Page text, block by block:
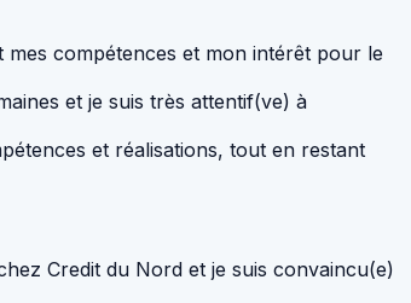
mes compétences et mon intérêt pour le
et je suis très attentif(ve) à
et réalisations, tout en restant
Credit du Nord et je suis convaincu(e)